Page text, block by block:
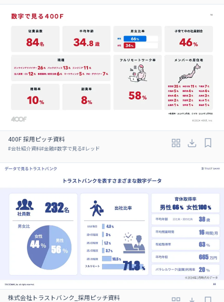
400F 採用ピッチ資料
#会社紹介資料#金融#数字で見る#レッド
株式会社トラストバンク_採用ピッチ資料